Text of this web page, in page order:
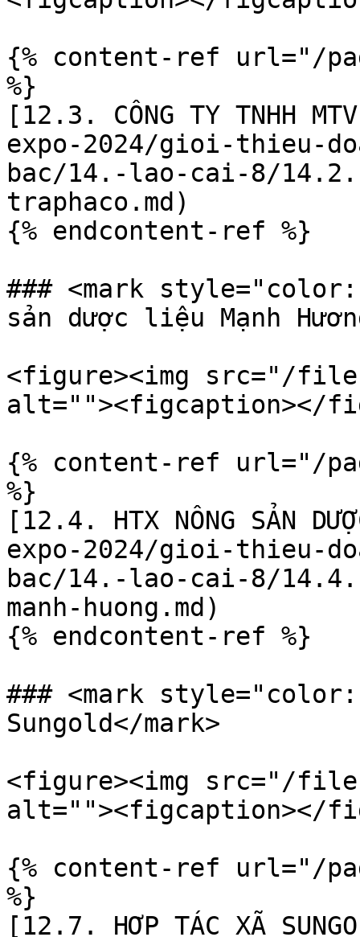
{% content-ref url="/
%}
[12.3. CÔNG TY TNHH
expo-2024/gioi-thieu-
bac/14.-lao-cai-8/
traphaco.md)
{% endcontent-ref %}
### <mark
sản dược liệu Mạnh
<figure><img src="/
alt=""><figcaption></
{% content-ref url="/
%}
[12.4. HTX NÔNG SẢN
expo-2024/gioi-thieu-
bac/14.-lao-cai-8/
manh-huong.md)
{% endcontent-ref %}
### <mark
Sungold</mark>
<figure><img src="/
alt=""><figcaption></
{% content-ref url="/
%}
[12.7. HỢP TÁC XÃ